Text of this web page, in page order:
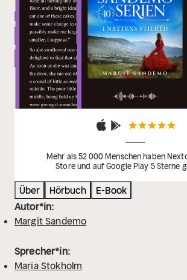
Mehr als 52 000 Menschen haben
Store und auf Google Play 5 Sterne
Über Hörbuch
E-Book
Autor*in:
Margit Sandemo
Sprecher*in:
Maria Stokholm